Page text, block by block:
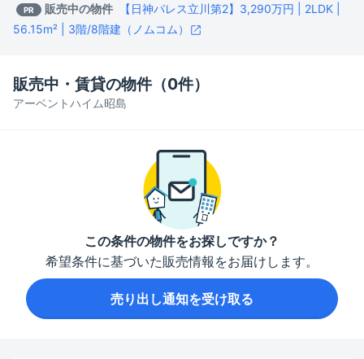
PR 販売中の物件
【日神パレス立川第2】3,290万円 | 2LDK |
56.15m² | 3階/8階建（ノムコム）
アーベントハイム昭島
販売中・賃貸の物件（0件）
この条件の物件をお探しですか？
希望条件に基づいた販売情報をお届けします。
売り出し通知を受け取る